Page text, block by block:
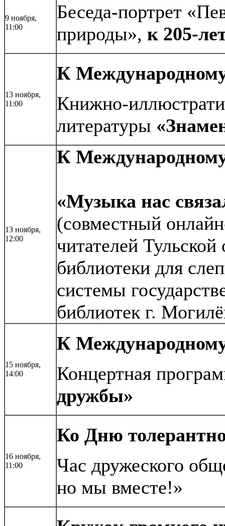
9 ноября,
11:00
Беседа-портрет
природы», к 205-
13 ноября,
11:00
К
Книжно-
литературы
13 ноября,
12:00
К
«Музыка нас
(совместный
читателей
библиотеки для
системы
библиотек г.
15 ноября,
14:00
К
Концертная
дружбы»
16 ноября,
11:00
Ко Дню
Час дружеского
но мы вместе!»